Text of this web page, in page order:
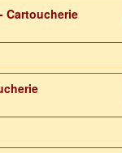
Cartoucherie